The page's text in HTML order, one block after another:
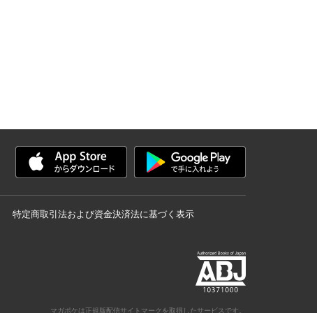
特定商取引法および資金決済法に基づく表示
マガポケは正規版配信サイトマークを取得したサービスです。